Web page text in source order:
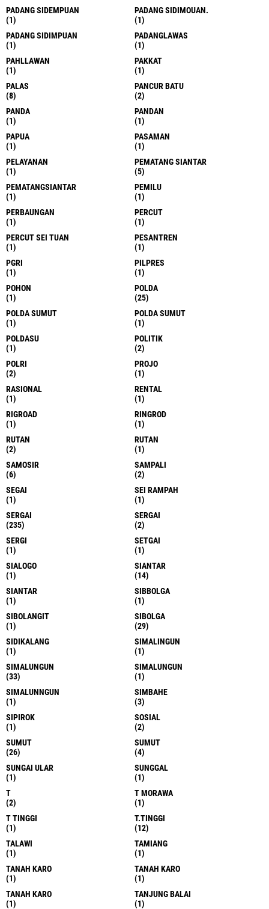
PADANG SIDEMPUAN
(1)
PADANG SIDIMOUAN.
(1)
PADANG SIDIMPUAN
(1)
PADANGLAWAS
(1)
PAHLLAWAN
(1)
PAKKAT
(1)
PALAS
(8)
PANCUR BATU
(2)
PANDA
(1)
PANDAN
(1)
PAPUA
(1)
PASAMAN
(1)
PELAYANAN
(1)
PEMATANG SIANTAR
(5)
PEMATANGSIANTAR
(1)
PEMILU
(1)
PERBAUNGAN
(1)
PERCUT
(1)
PERCUT SEI TUAN
(1)
PESANTREN
(1)
PGRI
(1)
PILPRES
(1)
POHON
(1)
POLDA
(25)
POLDA SUMUT
(1)
POLDA SUMUT
(1)
POLDASU
(1)
POLITIK
(2)
POLRI
(2)
PROJO
(1)
RASIONAL
(1)
RENTAL
(1)
RIGROAD
(1)
RINGROD
(1)
RUTAN
(2)
RUTAN
(1)
SAMOSIR
(6)
SAMPALI
(2)
SEGAI
(1)
SEI RAMPAH
(1)
SERGAI
(235)
SERGAI
(2)
SERGI
(1)
SETGAI
(1)
SIALOGO
(1)
SIANTAR
(14)
SIANTAR
(1)
SIBBOLGA
(1)
SIBOLANGIT
(1)
SIBOLGA
(29)
SIDIKALANG
(1)
SIMALINGUN
(1)
SIMALUNGUN
(33)
SIMALUNGUN
(1)
SIMALUNNGUN
(1)
SIMBAHE
(3)
SIPIROK
(1)
SOSIAL
(2)
SUMUT
(26)
SUMUT
(4)
SUNGAI ULAR
(1)
SUNGGAL
(1)
T
(2)
T MORAWA
(1)
T TINGGI
(1)
T.TINGGI
(12)
TALAWI
(1)
TAMIANG
(1)
TANAH KARO
(1)
TANAH KARO
(1)
TANAH KARO
(1)
TANJUNG BALAI
(1)